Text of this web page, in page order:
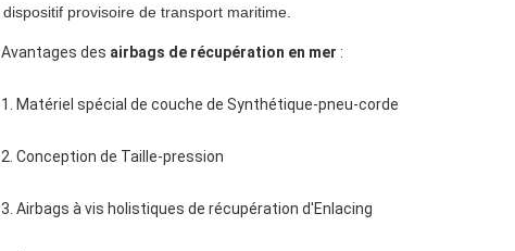
dispositif provisoire de transport maritime.
Avantages des airbags de récupération en mer :
1. Matériel spécial de couche de Synthétique-pneu-corde
2. Conception de Taille-pression
3. Airbags à vis holistiques de récupération d'Enlacing